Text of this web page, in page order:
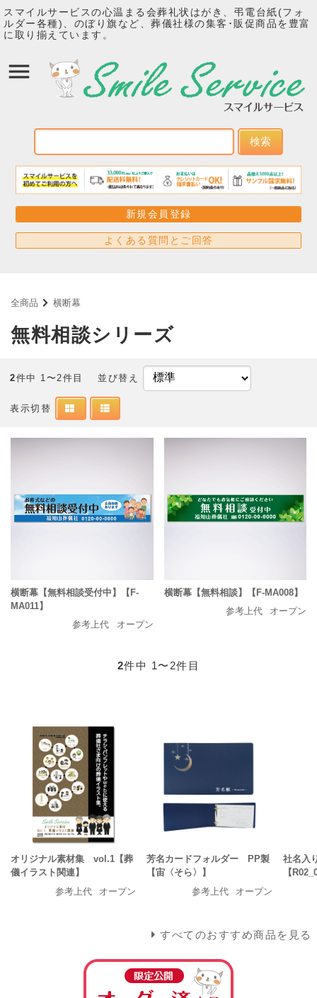
スマイルサービスの心温まる会葬礼状はがき、弔電台紙(フォ
ルダー各種)、のぼり旗など、葬儀社様の集客･販促商品を豊富
に取り揃えています。
検索
新規会員登録
よくある質問とご回答
全商品 横断幕
無料相談シリーズ
2件中 1〜2件目 並び替え
表示切替
横断幕【無料相談受付中】【F-
MA011】
参考上代
オープン
横断幕【無料相談】【F-MA008】
参考上代
オープン
2件中 1〜2件目
オリジナル素材集 vol.1【葬
儀イラスト関連】
参考上代
オープン
芳名カードフォルダー PP製
【宙〈そら〉】
参考上代
オープン
社名入
【
すべてのおすすめ商品を見る